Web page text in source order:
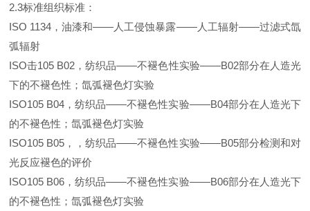
2.3标准组织标准：
ISO 1134，油漆和——人工侵蚀暴露——人工辐射——过滤式氙
弧辐射
ISO击105 B02，纺织品——不褪色性实验——B02部分在人造光
下的不褪色性；氙弧褪色灯实验
ISO105 B04，纺织品——不褪色性实验——B04部分在人造光下
的不褪色性；氙弧褪色灯实验
ISO105 B05，，纺织品——不褪色性实验——B05部分检测和对
光反应褪色的评价
ISO105 B06，纺织品——不褪色性实验——B06部分在人造光下
的不褪色性；氙弧褪色灯实验